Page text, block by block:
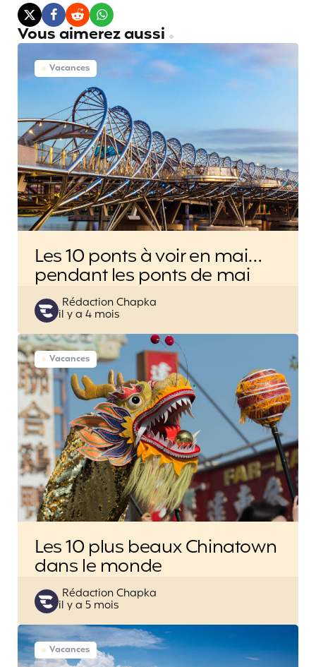
Vous aimerez aussi
Vacances
Les 10 ponts à voir en mai…
pendant les ponts de mai
Posted
by
Rédaction Chapka
il y a 4 mois
Vacances
Les 10 plus beaux Chinatown
dans le monde
Posted
by
Rédaction Chapka
il y a 5 mois
Vacances